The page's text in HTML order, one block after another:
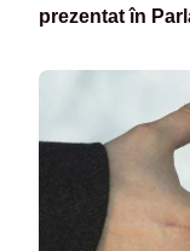
prezentat în